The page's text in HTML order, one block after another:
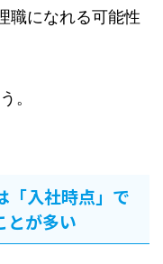
職になれる可能性
。
「入社時点」で
とが多い